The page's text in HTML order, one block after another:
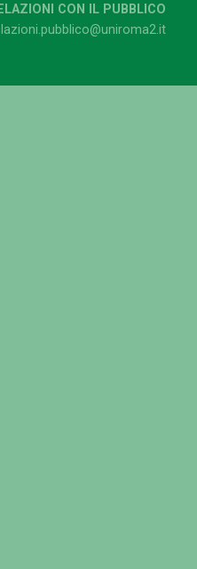
CON IL PUBBLICO